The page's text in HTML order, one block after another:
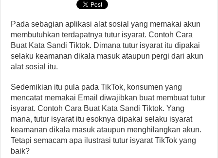
Pada sebagian aplikasi alat sosial yang memakai akun
membutuhkan terdapatnya tutur isyarat. Contoh Cara
Buat Kata Sandi Tiktok. Dimana tutur isyarat itu dipakai
selaku keamanan dikala masuk ataupun pergi dari akun
alat sosial itu.
Sedemikian itu pula pada TikTok, konsumen yang
mencatat memakai Email diwajibkan buat membuat tutur
isyarat. Contoh Cara Buat Kata Sandi Tiktok. Yang
mana, tutur isyarat itu esoknya dipakai selaku isyarat
keamanan dikala masuk ataupun menghilangkan akun.
Tetapi semacam apa ilustrasi tutur isyarat TikTok yang
baik?